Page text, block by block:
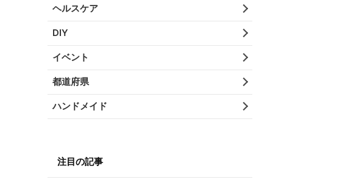
ヘルスケア
DIY
イベント
都道府県
ハンドメイド
注目の記事